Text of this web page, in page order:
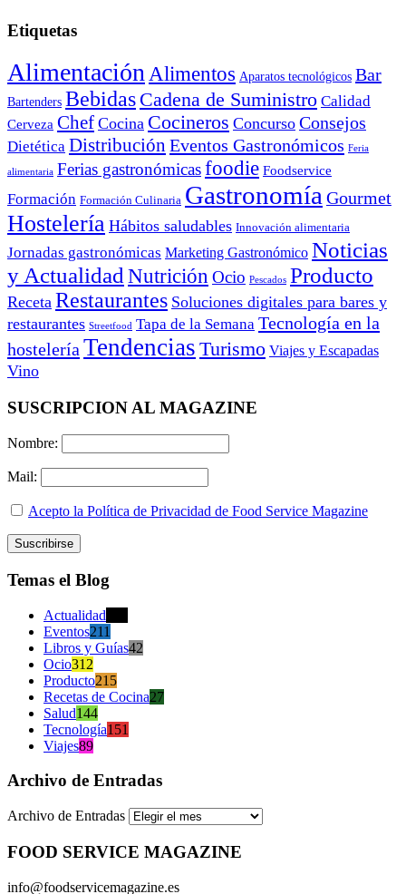
Etiquetas
Alimentación Alimentos Aparatos tecnológicos Bar
Bartenders Bebidas Cadena de Suministro Calidad
Cerveza Chef Cocina Cocineros Concurso Consejos
Dietética Distribución Eventos Gastronómicos Feria
alimentaria Ferias gastronómicasfoodie Foodservice
Formación Formación Culinaria Gastronomía Gourmet
Hostelería Hábitos saludables Innovación alimentaria
Jornadas gastronómicas Marketing Gastronómico Noticias
y Actualidad Nutrición Ocio Pescados Producto
Receta Restaurantes Soluciones digitales para bares y
restaurantes Streetfood Tapa de la Semana Tecnología en la
hostelería Tendencias Turismo Viajes y Escapadas
Vino
SUSCRIPCION AL MAGAZINE
Nombre:
Mail:
Acepto la Política de Privacidad de Food Service Magazine
Temas el Blog
Actualidad
Eventos211
Libros y Guías42
Ocio312
Producto215
Recetas de Cocina27
Salud144
Tecnología151
Viajes89
Archivo de Entradas
Archivo de Entradas
FOOD SERVICE MAGAZINE
info@foodservicemagazine.es